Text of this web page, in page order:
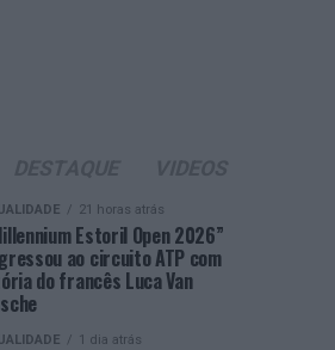
21 horas atrás
Estoril Open 2026”
ao circuito ATP com
do francês Luca Van
1 dia atrás